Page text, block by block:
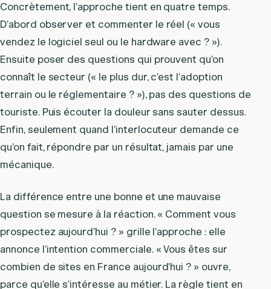
Concrètement, l’approche tient en quatre temps.
D’abord observer et commenter le réel (« vous
vendez le logiciel seul ou le hardware avec ? »).
Ensuite poser des questions qui prouvent qu’on
connaît le secteur (« le plus dur, c’est l’adoption
terrain ou le réglementaire ? »), pas des questions de
touriste. Puis écouter la douleur sans sauter dessus.
Enfin, seulement quand l’interlocuteur demande ce
qu’on fait, répondre par un résultat, jamais par une
mécanique.
La différence entre une bonne et une mauvaise
question se mesure à la réaction. « Comment vous
prospectez aujourd’hui ? » grille l’approche : elle
annonce l’intention commerciale. « Vous êtes sur
combien de sites en France aujourd’hui ? » ouvre,
parce qu’elle s’intéresse au métier. La règle tient en